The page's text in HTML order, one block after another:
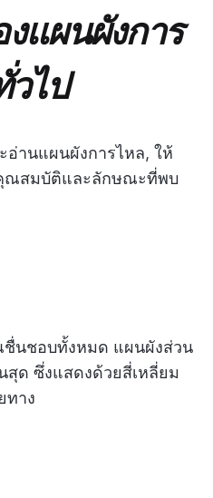
แผนผังการ
ไป
อ่านแผนผังการไหล, ให้
คุณสมบัติและลักษณะที่พบ
ชื่นชอบทั้งหมด แผนผังส่วน
ด ซึ่งแสดงด้วยสี่เหลี่ยม
าง